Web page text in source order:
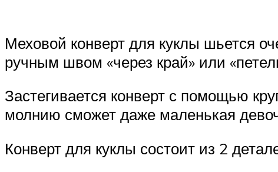
Меховой конверт для куклы шьется
ручным швом «через край» или
Застегивается конверт с помощью
молнию сможет даже маленькая
Конверт для куклы состоит из 2